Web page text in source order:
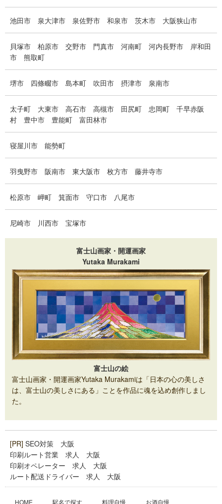
池田市 泉大津市 泉佐野市 和泉市 茨木市 大阪狭山市
貝塚市 柏原市 交野市 門真市 河南町 河内長野市
岸和田
市
熊取町
堺市 四條畷市 島本町 吹田市 摂津市 泉南市
太子町 大東市 高石市 高槻市 田尻町 忠岡町
千早赤阪
村
豊中市 豊能町 富田林市
寝屋川市 能勢町
羽曳野市 阪南市 東大阪市 枚方市 藤井寺市
松原市 岬町 箕面市 守口市 八尾市
尼崎市 川西市 宝塚市
富士山画家・開運画家
Yutaka Murakami
富士山の絵
富士山画家・開運画家Yutaka Murakamiは「日本の心の美しさ
は、富士山の美しさにある」ことを作品に魂を込め創作しまし
た。
[PR] SEO対策 大阪
印刷ルート営業 求人 大阪
印刷オペレーター 求人 大阪
ルート配送ドライバー 求人 大阪
HOME 駅名で探す 料理自慢 お酒自慢